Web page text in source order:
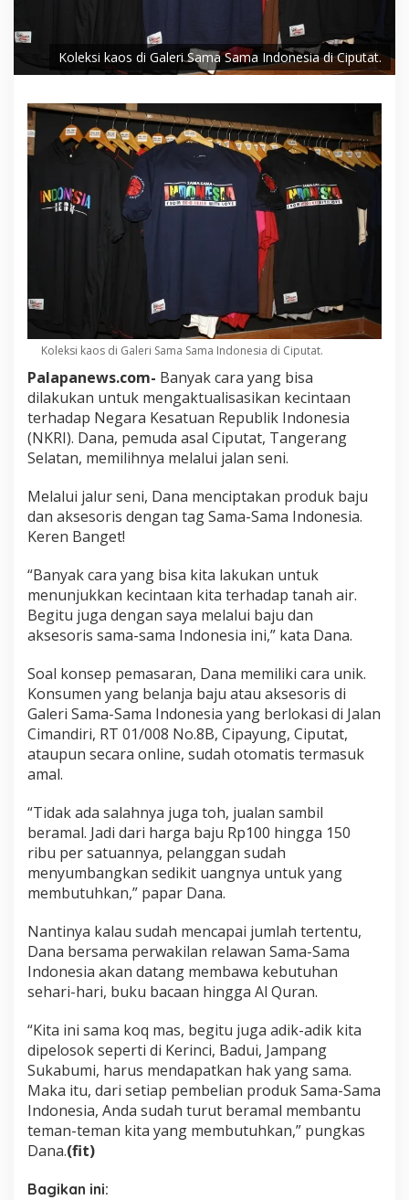
Koleksi kaos di Galeri Sama Sama Indonesia di Ciputat.
Koleksi kaos di Galeri Sama Sama Indonesia di Ciputat.
Palapanews.com- Banyak cara yang bisa
dilakukan untuk mengaktualisasikan kecintaan
terhadap Negara Kesatuan Republik Indonesia
(NKRI). Dana, pemuda asal Ciputat, Tangerang
Selatan, memilihnya melalui jalan seni.
Melalui jalur seni, Dana menciptakan produk baju
dan aksesoris dengan tag Sama-Sama Indonesia.
Keren Banget!
“Banyak cara yang bisa kita lakukan untuk
menunjukkan kecintaan kita terhadap tanah air.
Begitu juga dengan saya melalui baju dan
aksesoris sama-sama Indonesia ini,” kata Dana.
Soal konsep pemasaran, Dana memiliki cara unik.
Konsumen yang belanja baju atau aksesoris di
Galeri Sama-Sama Indonesia yang berlokasi di Jalan
Cimandiri, RT 01/008 No.8B, Cipayung, Ciputat,
ataupun secara online, sudah otomatis termasuk
amal.
“Tidak ada salahnya juga toh, jualan sambil
beramal. Jadi dari harga baju Rp100 hingga 150
ribu per satuannya, pelanggan sudah
menyumbangkan sedikit uangnya untuk yang
membutuhkan,” papar Dana.
Nantinya kalau sudah mencapai jumlah tertentu,
Dana bersama perwakilan relawan Sama-Sama
Indonesia akan datang membawa kebutuhan
sehari-hari, buku bacaan hingga Al Quran.
“Kita ini sama koq mas, begitu juga adik-adik kita
dipelosok seperti di Kerinci, Badui, Jampang
Sukabumi, harus mendapatkan hak yang sama.
Maka itu, dari setiap pembelian produk Sama-Sama
Indonesia, Anda sudah turut beramal membantu
teman-teman kita yang membutuhkan,” pungkas
Dana.(fit)
Bagikan ini: